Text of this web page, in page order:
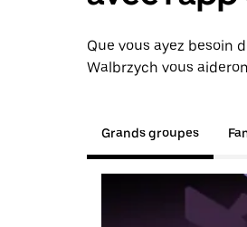
Que vous ayez besoin
Walbrzych vous
Grands groupes